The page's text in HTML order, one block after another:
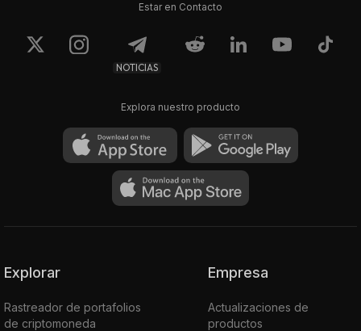
Estar en Contacto
NOTICIAS
Explora nuestro producto
Explorar
Rastreador de portafolios
de criptomoneda
Empresa
Actualizaciones de
productos